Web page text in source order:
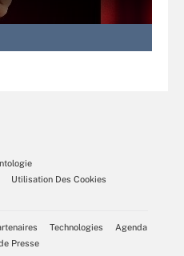
Utilisation Des Cookies
Technologies
Agenda
Presse